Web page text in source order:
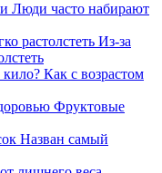
Люди часто набирают
Из-за
Как с возрастом
Фруктовые
Назван самый